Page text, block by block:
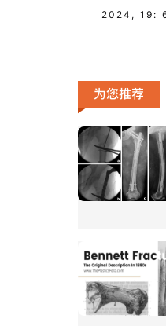
2024, 19: